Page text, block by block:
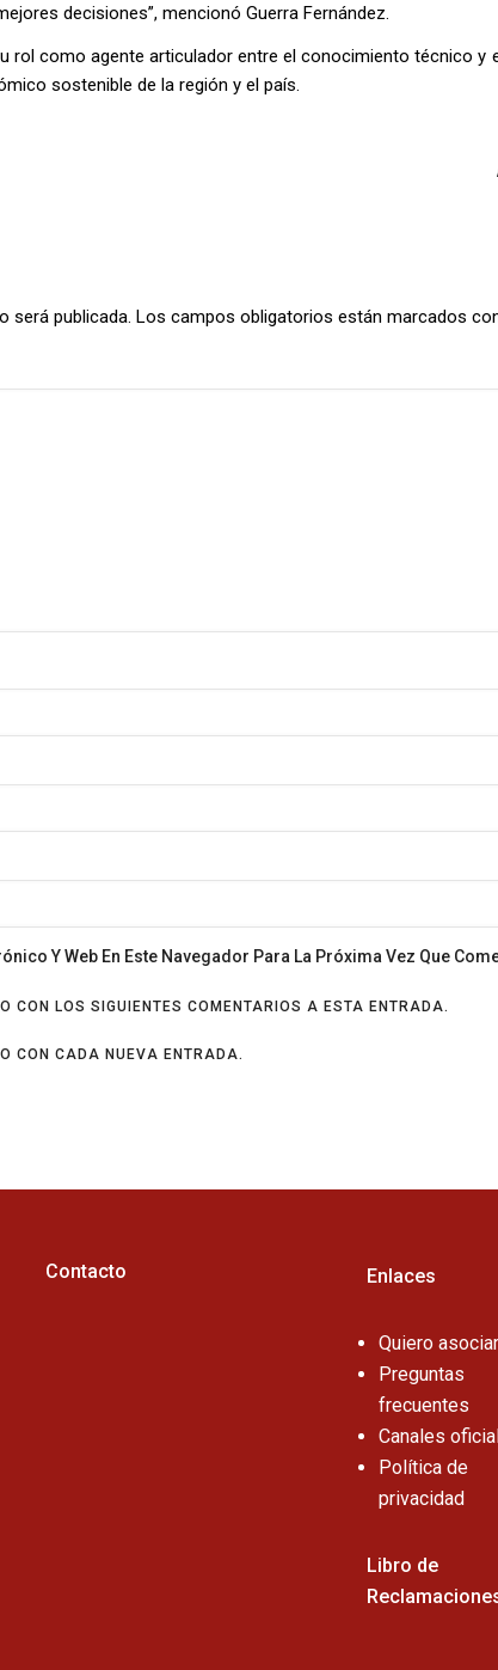
decisiones”, mencionó Guerra Fernández.
rol como agente articulador entre el conocimiento técnico y
sostenible de la región y el país.
será publicada. Los campos obligatorios están marcados
Y Web En Este Navegador Para La Próxima Vez Que
CON LOS SIGUIENTES COMENTARIOS A ESTA ENTRADA.
CON CADA NUEVA ENTRADA.
Contacto Enlaces
Quiero
Preguntas
frecuentes
Canales
Política de
privacidad
Libro de